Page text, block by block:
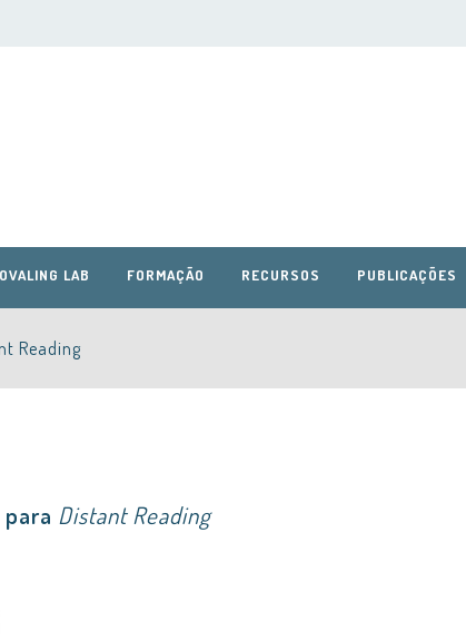
LAB FORMAÇÃO RECURSOS PUBLICAÇÕES
Reading
Distant Reading